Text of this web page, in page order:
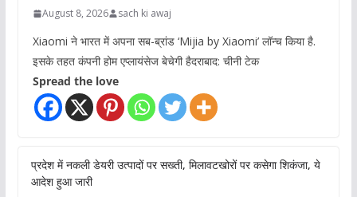
August 8, 2026 sach ki awaj
Xiaomi ने भारत में अपना सब-ब्रांड ‘Mijia by Xiaomi’ लॉन्च किया है.
इसके तहत कंपनी होम एप्लायंसेज बेचेगी हैदराबाद: चीनी टेक
Spread the love
प्रदेश में नकली डेयरी उत्पादों पर सख्ती, मिलावटखोरों पर कसेगा शिकंजा, ये
आदेश हुआ जारी